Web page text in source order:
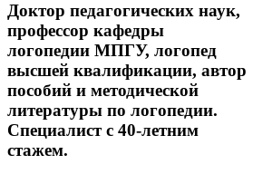
Доктор педагогических наук,
профессор кафедры
логопедии МПГУ, логопед
высшей квалификации, автор
пособий и методической
литературы по логопедии.
Специалист с 40-летним
стажем.